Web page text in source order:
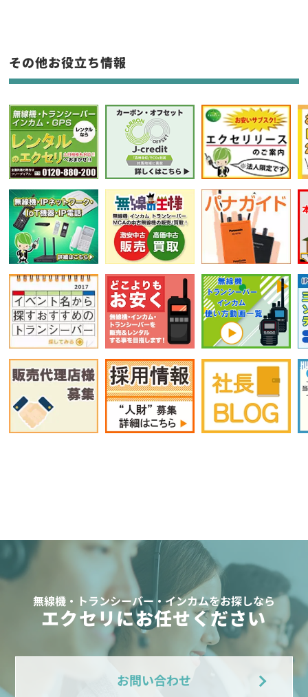
フリーワード入力(製品名等)
選択条件をリセット
その他お役立ち情報
無線機・トランシーバー・インカムをお探しなら
エクセリにお任せください
お問い合わせ